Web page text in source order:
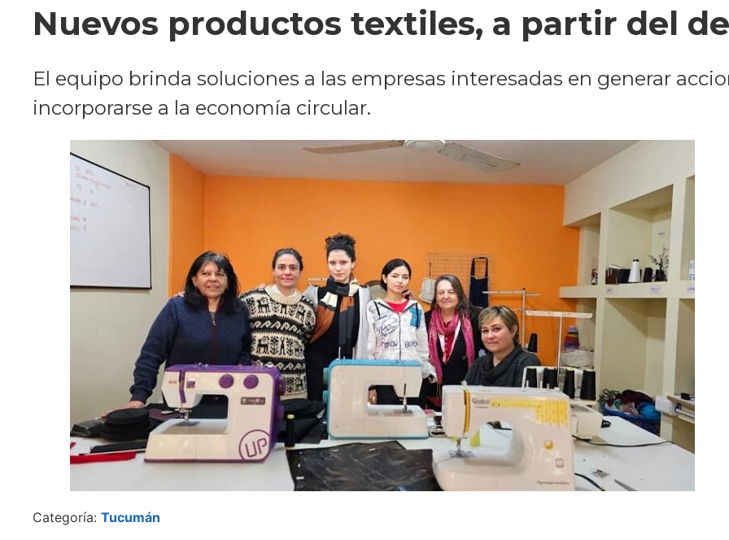
Nuevos productos textiles, a partir del
El equipo brinda soluciones a las empresas interesadas en generar
incorporarse a la economía circular.
Categoría: Tucumán